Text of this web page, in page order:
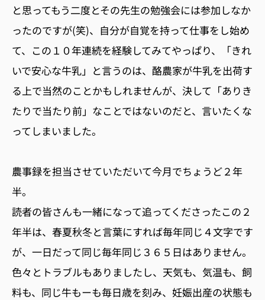
と思ってもう二度とその先生の勉強会には参加しなか
ったのですが(笑)、自分が自覚を持って仕事をし始め
て、この１０年連続を経験してみてやっぱり、「きれ
いで安心な牛乳」と言うのは、酪農家が牛乳を出荷す
る上で当然のことかもしれませんが、決して「ありき
たりで当たり前」なことではないのだと、言いたくな
ってしまいました。
農事録を担当させていただいて今月でちょうど２年
半。
読者の皆さんも一緒になって追ってくださったこの２
年半は、春夏秋冬と言葉にすれば毎年同じ４文字です
が、一日だって同じ毎年同じ３６５日はありません。
色々とトラブルもありましたし、天気も、気温も、飼
料も、同じ牛もーも毎日歳を刻み、妊娠出産の状態も